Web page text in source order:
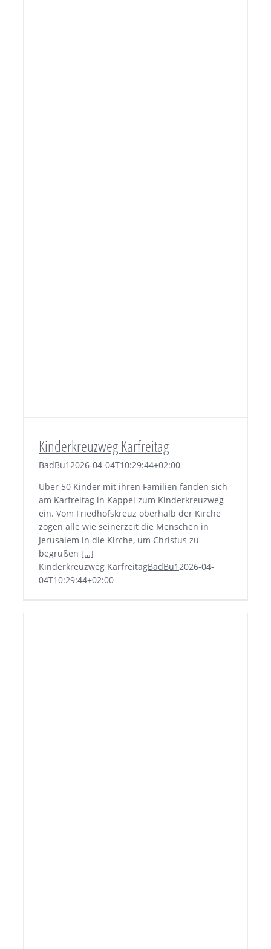
Kinderkreuzweg Karfreitag
BadBu12026-04-04T10:29:44+02:00
Über 50 Kinder mit ihren Familien fanden sich
am Karfreitag in Kappel zum Kinderkreuzweg
ein. Vom Friedhofskreuz oberhalb der Kirche
zogen alle wie seinerzeit die Menschen in
Jerusalem in die Kirche, um Christus zu
begrüßen […]
Kinderkreuzweg KarfreitagBadBu12026-04-
04T10:29:44+02:00